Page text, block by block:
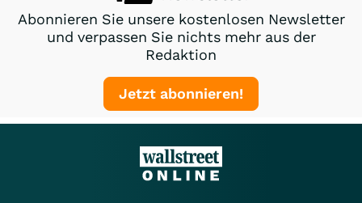
Abonnieren Sie unsere kostenlosen Newsletter
und verpassen Sie nichts mehr aus der
Redaktion
Jetzt abonnieren!